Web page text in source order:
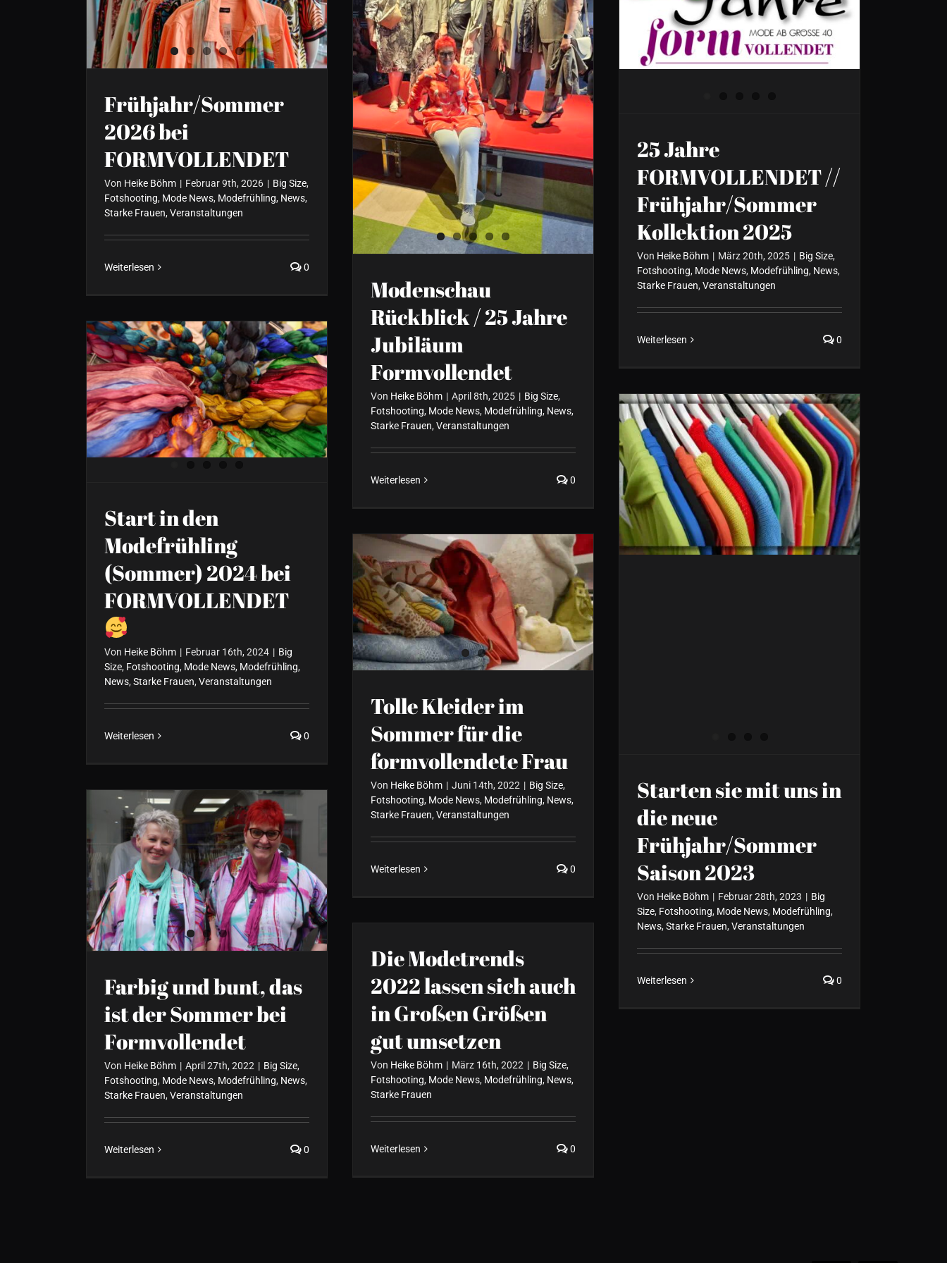
bei FORMVOLLENDET
Frühjahr/Sommer
2026 bei
FORMVOLLENDET
Von Heike Böhm | Februar 9th, 2026 | Big Size,
Fotshooting, Mode News, Modefrühling, News,
Starke Frauen, Veranstaltungen
Weiterlesen 0
Modenschau Rückblick /
25 Jahre Jubiläum
Formvollendet
Modenschau
Rückblick / 25 Jahre
Jubiläum
Formvollendet
Von Heike Böhm | April 8th, 2025 | Big Size,
Fotshooting, Mode News, Modefrühling, News,
Starke Frauen, Veranstaltungen
Weiterlesen 0
Frühjahr/Sommer
Kollektion 2025
25 Jahre
FORMVOLLENDET //
Frühjahr/Sommer
Kollektion 2025
Von Heike Böhm | März 20th, 2025 | Big Size,
Fotshooting, Mode News, Modefrühling, News,
Starke Frauen, Veranstaltungen
Weiterlesen 0
Start in den Modefrühling
(Sommer) 2024 bei
FORMVOLLENDET
Start in den
Modefrühling
(Sommer) 2024 bei
FORMVOLLENDET
Von Heike Böhm | Februar 16th, 2024 | Big
Size, Fotshooting, Mode News, Modefrühling,
News, Starke Frauen, Veranstaltungen
Weiterlesen 0
Starten sie mit uns in die
neue Frühjahr/Sommer
Saison 2023
Starten sie mit uns in
die neue
Frühjahr/Sommer
Saison 2023
Von Heike Böhm | Februar 28th, 2023 | Big
Size, Fotshooting, Mode News, Modefrühling,
News, Starke Frauen, Veranstaltungen
Weiterlesen 0
Tolle Kleider im Sommer
für die formvollendete
Frau
Tolle Kleider im
Sommer für die
formvollendete Frau
Von Heike Böhm | Juni 14th, 2022 | Big Size,
Fotshooting, Mode News, Modefrühling, News,
Starke Frauen, Veranstaltungen
Weiterlesen 0
Farbig und bunt, das ist
der Sommer bei
Formvollendet
Farbig und bunt, das
ist der Sommer bei
Formvollendet
Von Heike Böhm | April 27th, 2022 | Big Size,
Fotshooting, Mode News, Modefrühling, News,
Starke Frauen, Veranstaltungen
Weiterlesen 0
Die Modetrends
2022 lassen sich auch
in Großen Größen
gut umsetzen
Von Heike Böhm | März 16th, 2022 | Big Size,
Fotshooting, Mode News, Modefrühling, News,
Starke Frauen
Weiterlesen 0